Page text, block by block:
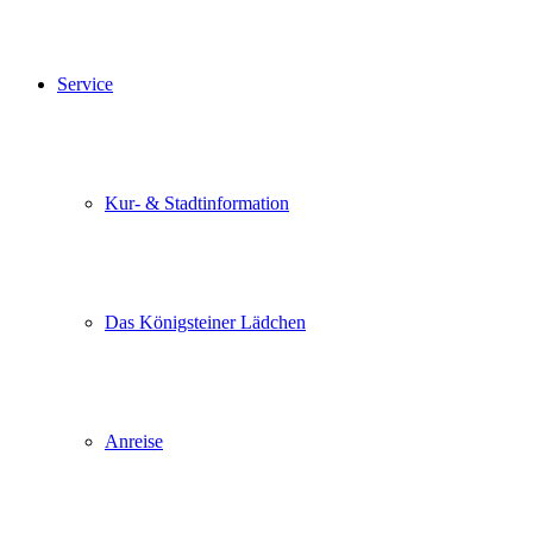
Service
Kur- & Stadtinformation
Das Königsteiner Lädchen
Anreise